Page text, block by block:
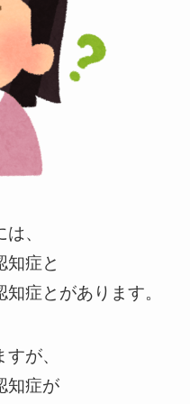
、
知症と
症とがあります。
が、
知症が